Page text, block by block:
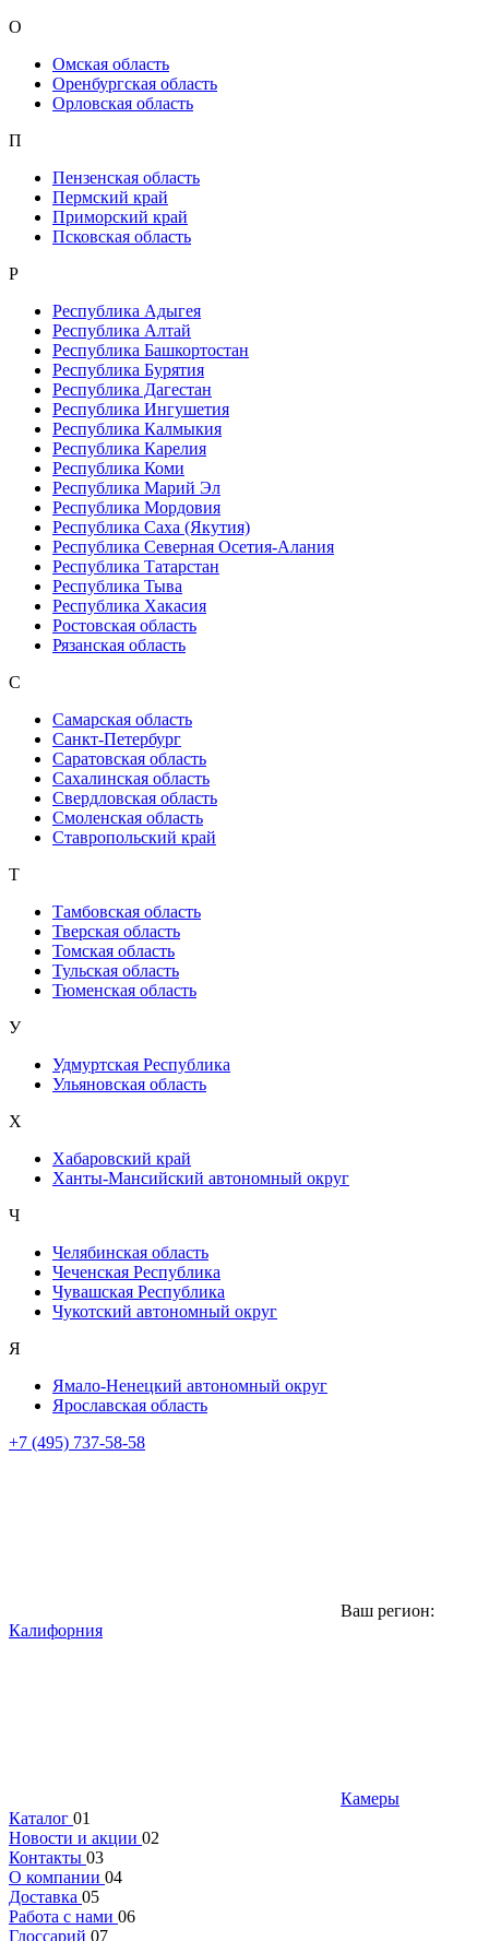
О
Омская область
Оренбургская область
Орловская область
П
Пензенская область
Пермский край
Приморский край
Псковская область
Р
Республика Адыгея
Республика Алтай
Республика Башкортостан
Республика Бурятия
Республика Дагестан
Республика Ингушетия
Республика Калмыкия
Республика Карелия
Республика Коми
Республика Марий Эл
Республика Мордовия
Республика Саха (Якутия)
Республика Северная Осетия-Алания
Республика Татарстан
Республика Тыва
Республика Хакасия
Ростовская область
Рязанская область
С
Самарская область
Санкт-Петербург
Саратовская область
Сахалинская область
Свердловская область
Смоленская область
Ставропольский край
Т
Тамбовская область
Тверская область
Томская область
Тульская область
Тюменская область
У
Удмуртская Республика
Ульяновская область
Х
Хабаровский край
Ханты-Мансийский автономный округ
Ч
Челябинская область
Чеченская Республика
Чувашская Республика
Чукотский автономный округ
Я
Ямало-Ненецкий автономный округ
Ярославская область
+7 (495) 737-58-58
Ваш регион:
Калифорния
Камеры
Каталог 01
Новости и акции 02
Контакты 03
О компании 04
Доставка 05
Работа с нами 06
Глоссарий 07